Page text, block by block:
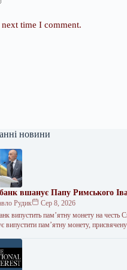
time I comment.
новини
вшанує Папу Римського
Рудик
Сер 8, 2026
випустить пам’ятну монету на честь
випустити пам’ятну монету,